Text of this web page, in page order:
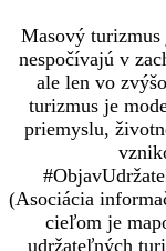
Masový
nespočívajú v
ale len vo
turizmus je
priemyslu,
(Asociácia
cieľom je
udržateľných